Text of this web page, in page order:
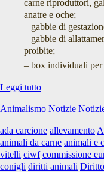
carne riproduttori,
anatre e oche;
– gabbie di
– gabbie di
proibite;
– box individuali
Leggi tuttoLe
di
the
Cage
Age”
Animalismo Notizie
ada carcione allevamento
animali da carne animali e
vitelli ciwf commissione
conigli diritti animali